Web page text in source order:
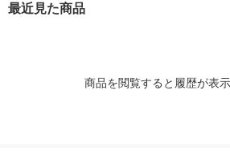
最近見た商品
商品を閲覧すると履歴が表